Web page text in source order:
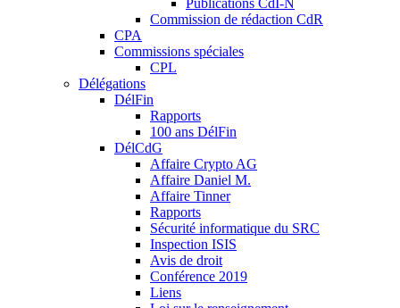
Publications CdI-N
Commission de rédaction CdR
CPA
Commissions spéciales
CPL
Délégations
DélFin
Rapports
100 ans DélFin
DélCdG
Affaire Crypto AG
Affaire Daniel M.
Affaire Tinner
Rapports
Sécurité informatique du SRC
Inspection ISIS
Avis de droit
Conférence 2019
Liens